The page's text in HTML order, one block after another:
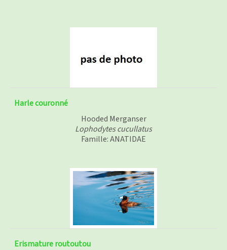
Harle couronné
Hooded Merganser
Lophodytes cucullatus
Famille: ANATIDAE
Erismature routoutou